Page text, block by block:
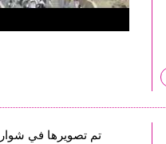
تم تصويرها في